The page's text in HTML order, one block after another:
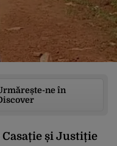
ne în
și Justiție